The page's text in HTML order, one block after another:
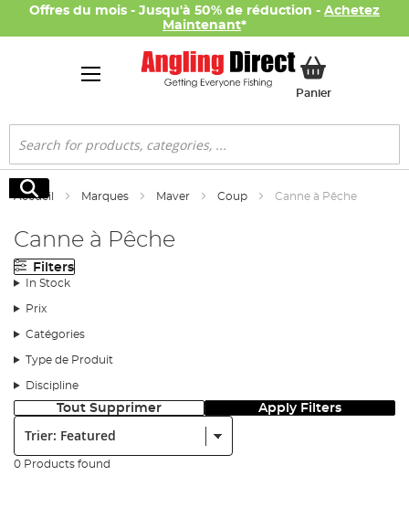
Offres du mois - Jusqu'à 50% de réduction - Achetez
Maintenant*
PanierMon panier
Rechercher
Rechercher
Accueil Marques Maver Coup Canne à Pêche
Canne à Pêche
Filters
In Stock
Prix
Catégories
Type de Produit
Discipline
Tout Supprimer Apply Filters
0 Products found